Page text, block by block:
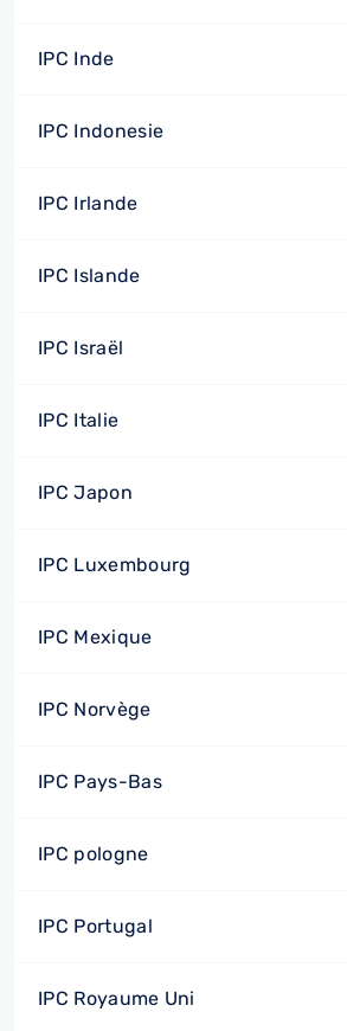
IPC Inde
IPC Indonesie
IPC Irlande
IPC Islande
IPC Israël
IPC Italie
IPC Japon
IPC Luxembourg
IPC Mexique
IPC Norvège
IPC Pays-Bas
IPC pologne
IPC Portugal
IPC Royaume Uni